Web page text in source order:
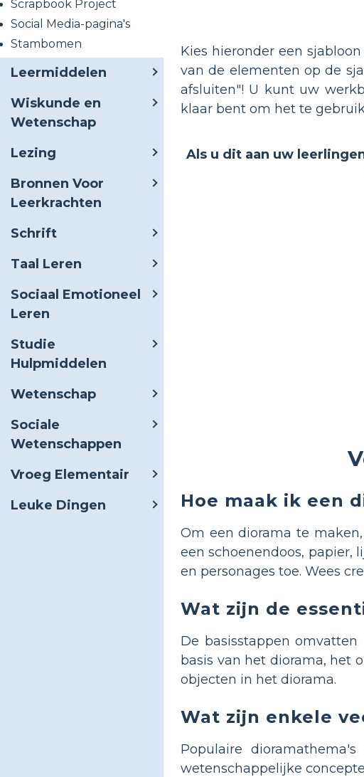
Scrapbook Project
Social Media-pagina's
Stambomen
Leermiddelen
Wiskunde en
Wetenschap
Lezing
Bronnen Voor
Leerkrachten
Schrift
Taal Leren
Sociaal Emotioneel
Leren
Studie
Hulpmiddelen
Wetenschap
Sociale
Wetenschappen
Vroeg Elementair
Leuke Dingen
Kies hieronder een
van de elementen op de
afsluiten"! U kunt uw
klaar bent om het te
Als u dit aan uw
Hoe maak ik een
Om een ​​diorama te
een schoenendoos, papier,
en personages toe. Wees
Wat zijn de
De basisstappen
basis van het diorama, het
objecten in het diorama.
Wat zijn enkele
Populaire
wetenschappelijke